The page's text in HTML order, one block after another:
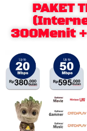
PAKET
300Menit